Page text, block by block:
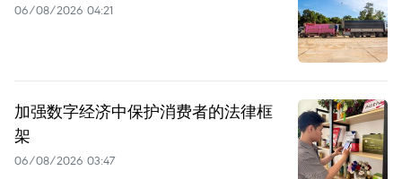
06/08/2026 04:21
加强数字经济中保护消费者的法律框
架
06/08/2026 03:47